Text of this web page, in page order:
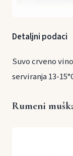
Detaljni podaci
Suvo crveno
serviranja 13-
Rumeni